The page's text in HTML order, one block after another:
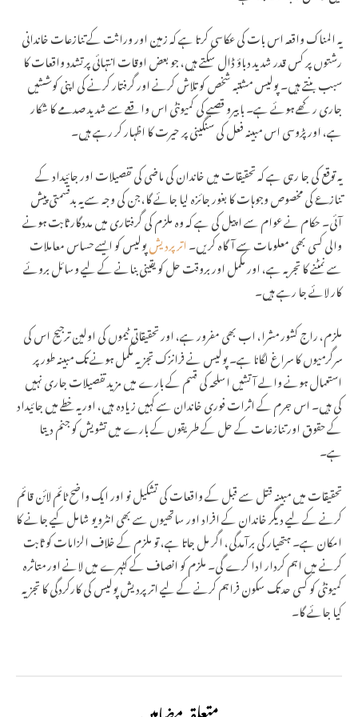
یہ المناک واقعہ اس بات کی عکاسی کرتا ہے کہ زمین اور وراثت کے تنازعات خاندانی
رشتوں پر کس قدر شدید دباؤ ڈال سکتے ہیں، جو بعض اوقات انتہائی پرتشدد واقعات کا
سبب بنتے ہیں۔ پولیس مشتبہ شخص کو تلاش کرنے اور گرفتار کرنے کی اپنی کوششیں
جاری رکھے ہوئے ہے۔ بابیرو قصبے کی کمیونٹی اس واقعے سے شدید صدمے کا شکار
ہے، اور پڑوسی اس مبینہ فعل کی سنگینی پر حیرت کا اظہار کر رہے ہیں۔
یہ توقع کی جا رہی ہے کہ تحقیقات میں خاندان کی ماضی کی تفصیلات اور جائیداد کے
تنازعے کی مخصوص وجوہات کا بغور جائزہ لیا جائے گا، جن کی وجہ سے یہ بدقسمتی پیش
آئی۔ حکام نے عوام سے اپیل کی ہے کہ وہ ملزم کی گرفتاری میں مددگار ثابت ہونے
والی کسی بھی معلومات سے آگاہ کریں۔اتر پردیشپولیس کو ایسے حساس معاملات
سے نمٹنے کا تجربہ ہے، اور مکمل اور بروقت حل کو یقینی بنانے کے لیے وسائل بروئے
کار لائے جا رہے ہیں۔
ملزم، راج کشور مشرا، اب بھی مفرور ہے، اور تحقیقاتی ٹیموں کی اولین ترجیح اس کی
سرگرمیوں کا سراغ لگانا ہے۔ پولیس نے فرانزک تجزیہ مکمل ہونے تک مبینہ طور پر
استعمال ہونے والے آتشیں اسلحہ کی قسم کے بارے میں مزید تفصیلات جاری نہیں
کی ہیں۔ اس جرم کے اثرات فوری خاندان سے کہیں زیادہ ہیں، اور یہ خطے میں جائیداد
کے حقوق اور تنازعات کے حل کے طریقوں کے بارے میں تشویش کو جنم دیتا
ہے۔
تحقیقات میں مبینہ قتل سے قبل کے واقعات کی تشکیل نو اور ایک واضح ٹائم لائن قائم
کرنے کے لیے دیگر خاندان کے افراد اور ساتھیوں سے بھی انٹرویو شامل کیے جانے کا
امکان ہے۔ ہتھیار کی برآمدگی، اگر مل جاتا ہے، تو ملزم کے خلاف الزامات کو ثابت
کرنے میں اہم کردار ادا کرے گی۔ ملزم کو انصاف کے کٹہرے میں لانے اور متاثرہ
کمیونٹی کو کسی حد تک سکون فراہم کرنے کے لیے اتر پردیش پولیس کی کارکردگی کا تجزیہ
کیا جائے گا۔